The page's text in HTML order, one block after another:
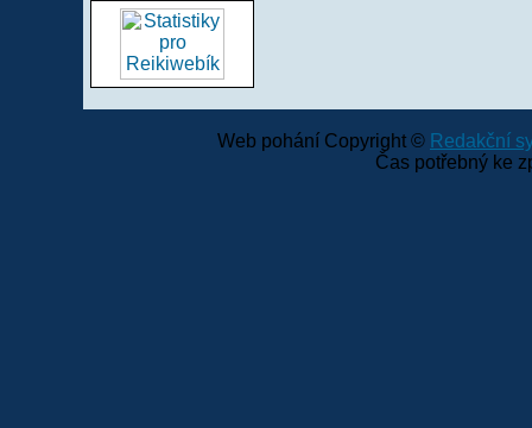
Web pohání Copyright © Redakční
Čas potřebný ke